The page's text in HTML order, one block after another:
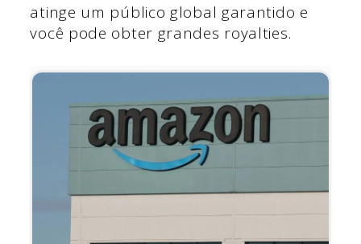
atinge um público global garantido e
você pode obter grandes royalties.